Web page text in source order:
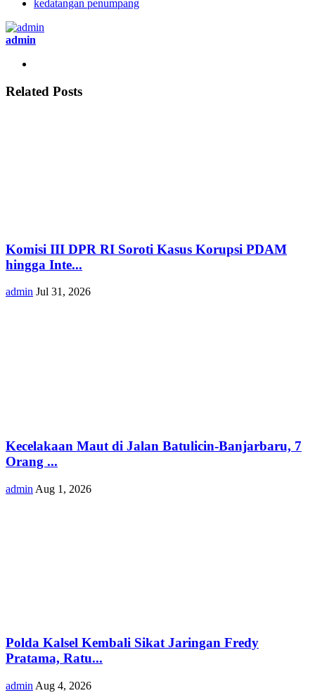
kedatangan penumpang
admin
Related Posts
Komisi III DPR RI Soroti Kasus Korupsi PDAM
hingga Inte...
admin Jul 31, 2026
Kecelakaan Maut di Jalan Batulicin-Banjarbaru, 7
Orang ...
admin Aug 1, 2026
Polda Kalsel Kembali Sikat Jaringan Fredy
Pratama, Ratu...
admin Aug 4, 2026